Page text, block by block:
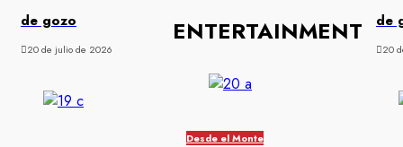
de gozo
20 de julio de 2026
ENTERTAINMENT
Desde el Monte
de
20